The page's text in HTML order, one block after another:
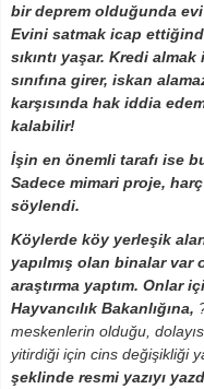
bir deprem olduğunda evi
Evini satmak icap
sıkıntı yaşar. Kredi
sınıfına girer, iskan
karşısında hak iddia
kalabilir!
İşin en önemli tarafı ise
Sadece mimari proje,
söylendi.
Köylerde köy yerleşik
yapılmış olan binalar
araştırma yaptım. Onlar
Hayvancılık Bakanlığına,
meskenlerin olduğu,
yitirdiği için cins değişikliği
şeklinde resmi yazıyı